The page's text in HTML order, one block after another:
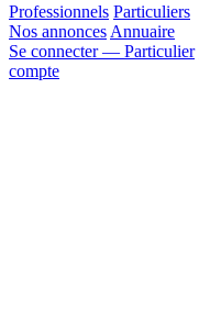
Professionnels Particuliers
Nos annonces Annuaire
Se connecter — Particulier
compte